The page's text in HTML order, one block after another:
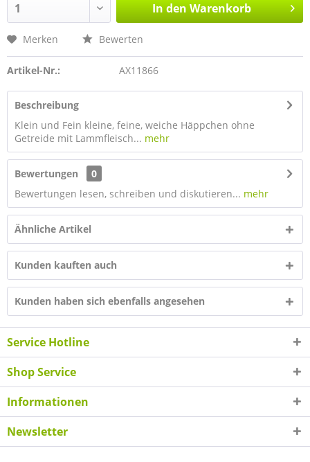
In den Warenkorb
Merken Bewerten
Artikel-Nr.: AX11866
Beschreibung
Klein und Fein kleine, feine, weiche Häppchen ohne
Getreide mit Lammfleisch... mehr
Bewertungen
0
Bewertungen lesen, schreiben und diskutieren... mehr
Ähnliche Artikel
Kunden kauften auch
Kunden haben sich ebenfalls angesehen
Service Hotline
Shop Service
Informationen
Newsletter